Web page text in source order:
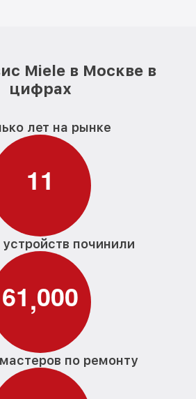
Miele в Москве в
цифрах
лет на рынке
11
починили
61,000
по ремонту